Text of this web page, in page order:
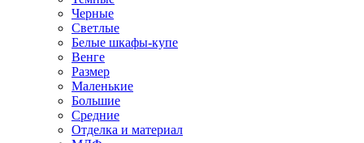
Черные
Светлые
Белые шкафы-купе
Венге
Размер
Маленькие
Большие
Средние
Отделка и материал